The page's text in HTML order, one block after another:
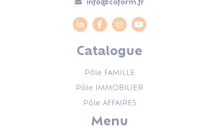
info@coform.fr
Catalogue
Pôle FAMILLE
Pôle IMMOBILIER
Pôle AFFAIRES
Menu